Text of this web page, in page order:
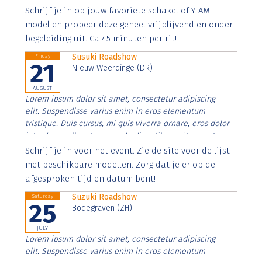
Aenean faucibus nibh et justo cursus id rutrum lorem
imperdiet. Nunc ut sem vitae risus tristique posuere.
Schrijf je in op jouw favoriete schakel of Y-AMT
model en probeer deze geheel vrijblijvend en onder
begeleiding uit. Ca 45 minuten per rit!
Friday
21
AUGUST
Susuki Roadshow
NIeuw Weerdinge (DR)
Lorem ipsum dolor sit amet, consectetur adipiscing
elit. Suspendisse varius enim in eros elementum
tristique. Duis cursus, mi quis viverra ornare, eros dolor
interdum nulla, ut commodo diam libero vitae erat.
Aenean faucibus nibh et justo cursus id rutrum lorem
imperdiet. Nunc ut sem vitae risus tristique posuere.
Schrijf je in voor het event. Zie de site voor de lijst
met beschikbare modellen. Zorg dat je er op de
afgesproken tijd en datum bent!
Saturday
25
JULY
Suzuki Roadshow
Bodegraven (ZH)
Lorem ipsum dolor sit amet, consectetur adipiscing
elit. Suspendisse varius enim in eros elementum